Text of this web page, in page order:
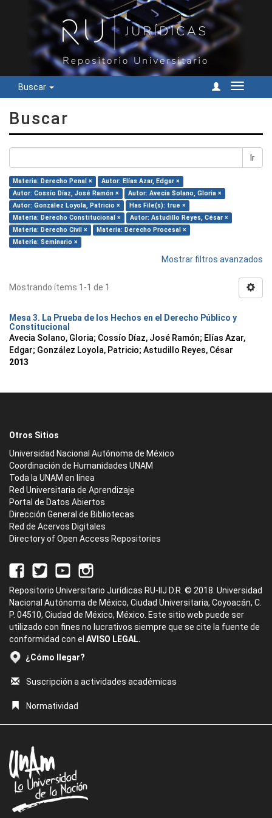
Buscar
Cambiar
Buscar
Ir
Materia: Derecho Penal ×
Autor: Elías Azar, Edgar ×
Autor: Cossío Díaz, José Ramón ×
Autor: Avecia Solano, Gloria ×
Autor: González Loyola, Patricio ×
Has File(s): true ×
Materia: Derecho Constitucional ×
Autor: Astudillo Reyes, César ×
Materia: Derecho Civil ×
Materia: Derecho Procesal ×
Materia: Seminario ×
Mostrar filtros avanzados
Mostrando ítems 1-1 de 1
Mesa 3. La Prueba de los Hechos en el Derecho Público y
Constitucional
Avecia Solano, Gloria; Cossío Díaz, José Ramón; Elías Azar,
Edgar; González Loyola, Patricio; Astudillo Reyes, César
2013
Otros Sitios
Universidad Nacional Autónoma de México
Coordinación de Humanidades UNAM
Toda la UNAM en línea
Red Universitaria de Aprendizaje
Portal de Datos Abiertos
Dirección General de Bibliotecas
Red de Acervos Digitales
Directory of Open Access Repositories
Repositorio Universitario Jurídicas RU-IIJ D.R. © 2018. Universidad
Nacional Autónoma de México, Ciudad Universitaria, Coyoacán, C.
P. 04510, Ciudad de México, México. Este sitio web puede ser
utilizado con fines no lucrativos siempre que se cite la fuente de
conformidad con el AVISO LEGAL.
¿Cómo llegar?
Suscripción a actividades académicas
Normatividad